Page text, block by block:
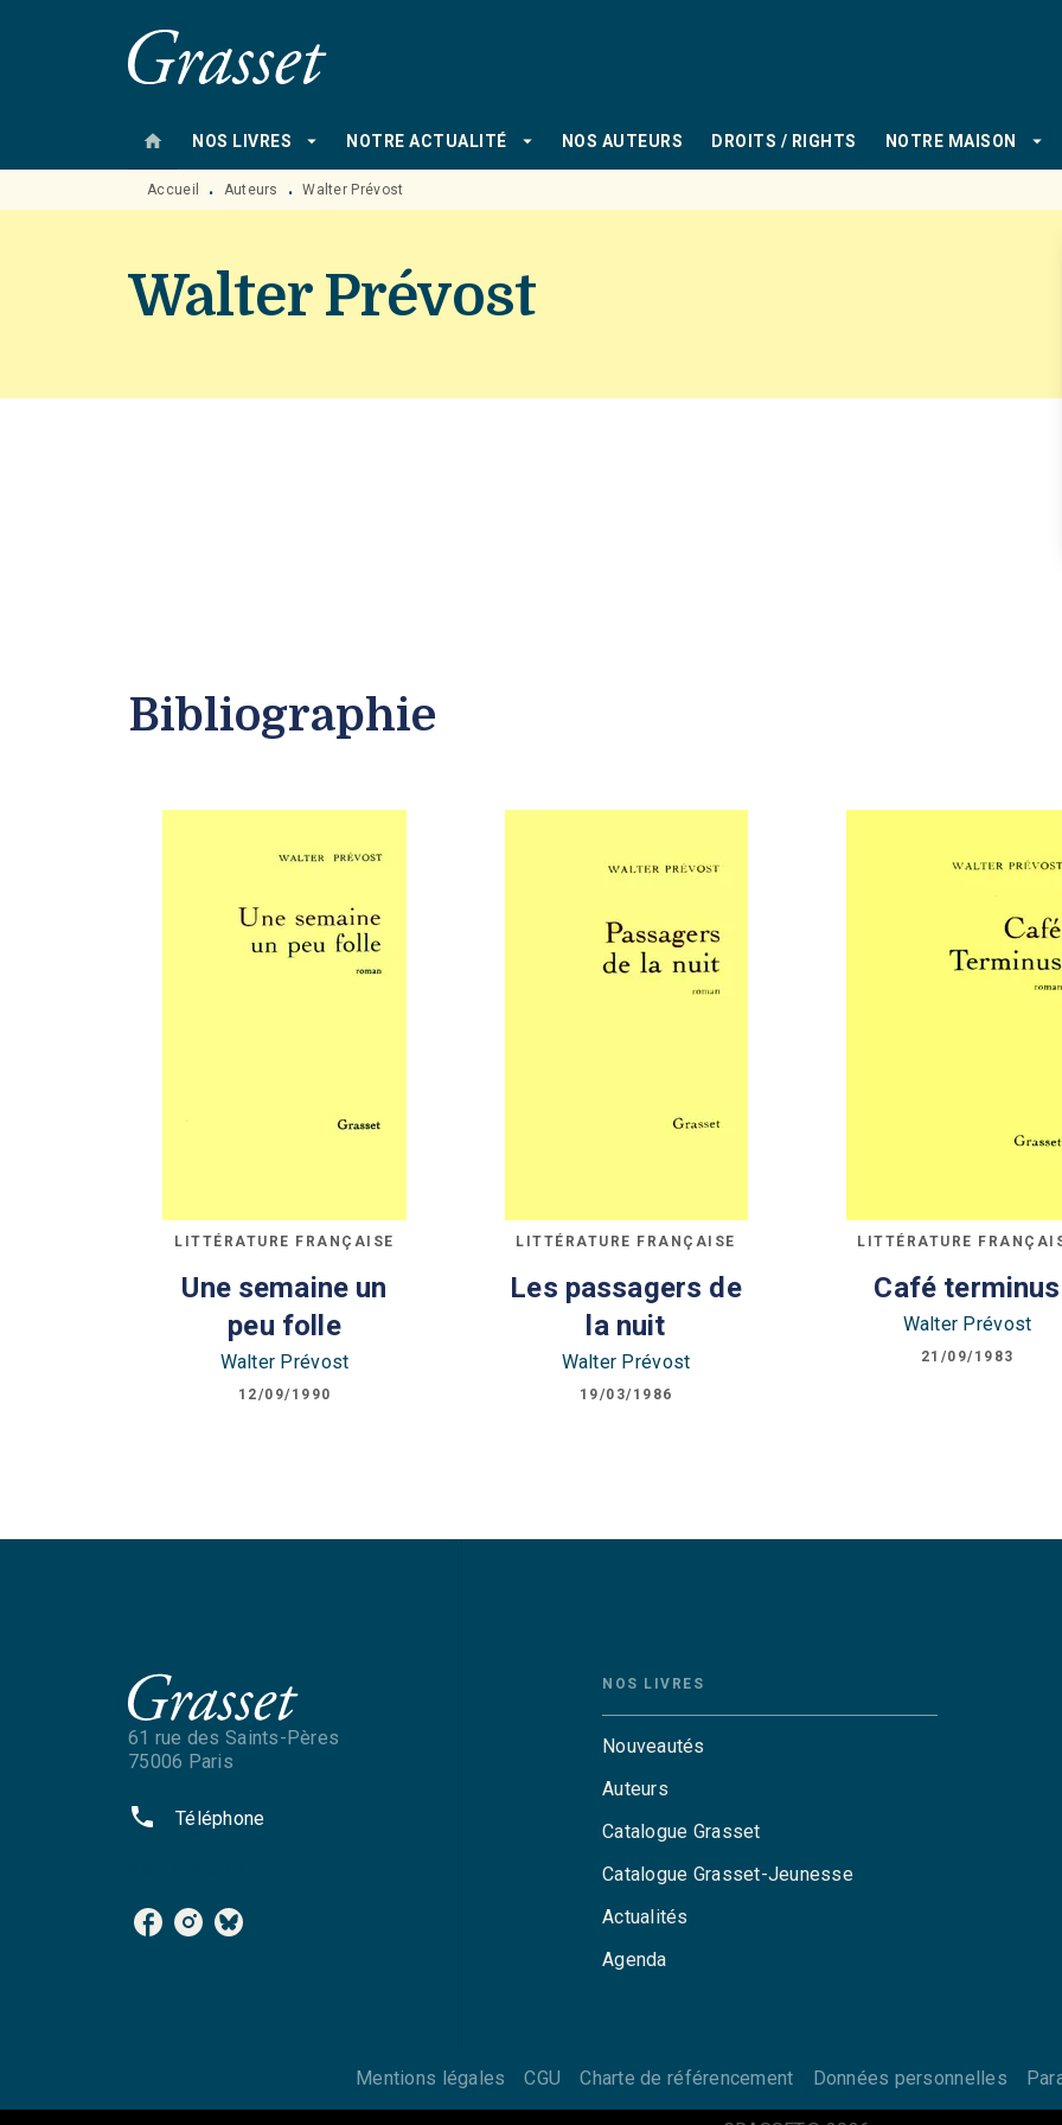
MENU RECHERCHE
home NOS LIVRES arrow_drop_down NOTRE ACTUALITÉ arrow_drop_down NOS AUTEURS DROITS / RIGHTS NOTRE MAISON arrow_drop_down
Accueil • Auteurs • Walter Prévost
Walter Prévost
Bibliographie
LITTÉRATURE FRANÇAISE
Une semaine un
peu folle
Walter Prévost
12/09/1990
LITTÉRATURE FRANÇAISE
Les passagers de
la nuit
Walter Prévost
19/03/1986
LITTÉRATURE
Café terminus
Walter Prévost
21/09/1983
61 rue des Saints-Pères
75006 Paris
phone Téléphone
NOS LIVRES
Nouveautés
Auteurs
Catalogue Grasset
Catalogue Grasset-Jeunesse
Actualités
Agenda
Mentions légales CGU Charte de référencement Données personnelles